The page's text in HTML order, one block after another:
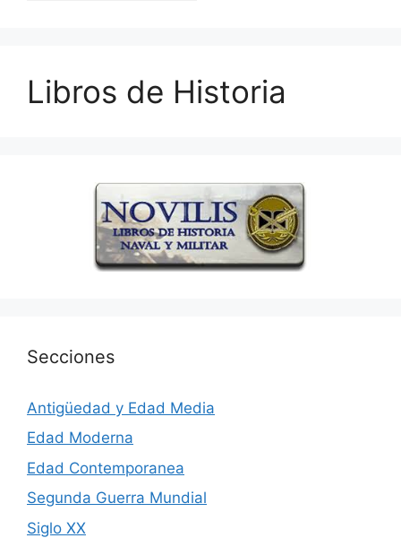
Libros de Historia
Secciones
Antigüedad y Edad Media
Edad Moderna
Edad Contemporanea
Segunda Guerra Mundial
Siglo XX